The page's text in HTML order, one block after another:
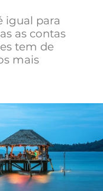
igual para
as contas
tem de
mais